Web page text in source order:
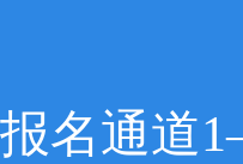
报名通道